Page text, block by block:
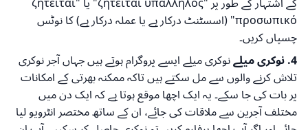
προσωπικό" (اسسٹنٹ درکار ہے یا عملہ درکار ہے) کا نوٹس
چسپاں کریں۔
4. نوکری میلے
نوکری میلے ایسے پروگرام ہوتے ہیں جہاں آجر نوکری
تلاش کرنے والوں سے مل سکتے ہیں تاکہ ممکنہ بھرتی کے امکانات
پر بات کی جا سکے۔ یہ ایک اچھا موقع ہوتا ہے کہ ایک دن میں
مختلف آجرین سے ملاقات کی جائے، ان کے ساتھ مختصر انٹرویو لیا